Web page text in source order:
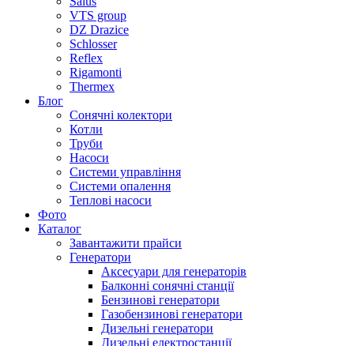
VTS group
DZ Drazice
Schlosser
Reflex
Rigamonti
Thermex
Блог
Сонячні колектори
Котли
Труби
Насоси
Системи управління
Системи опалення
Теплові насоси
Фото
Каталог
Завантажити прайси
Генератори
Аксесуари для генераторів
Балконні сонячні станції
Бензинові генератори
Газобензинові генератори
Дизельні генератори
Дизельні електростанції